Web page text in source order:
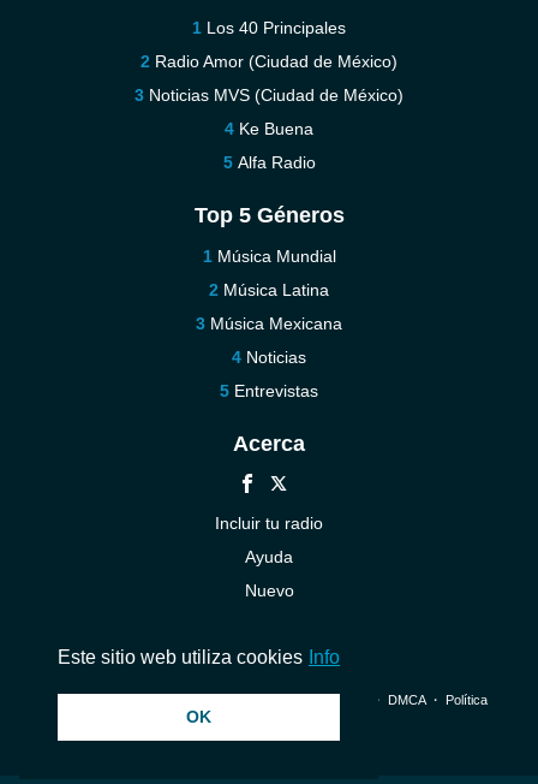
Los 40 Principales
Radio Amor (Ciudad de México)
Noticias MVS (Ciudad de México)
Ke Buena
Alfa Radio
Top 5 Géneros
Música Mundial
Música Latina
Música Mexicana
Noticias
Entrevistas
Acerca
Incluir tu radio
Ayuda
Nuevo
© 2026 InstantAudio. Reservados todos los derechos. ・ DMCA・ Política
Este sitio web utiliza cookies Info
OK